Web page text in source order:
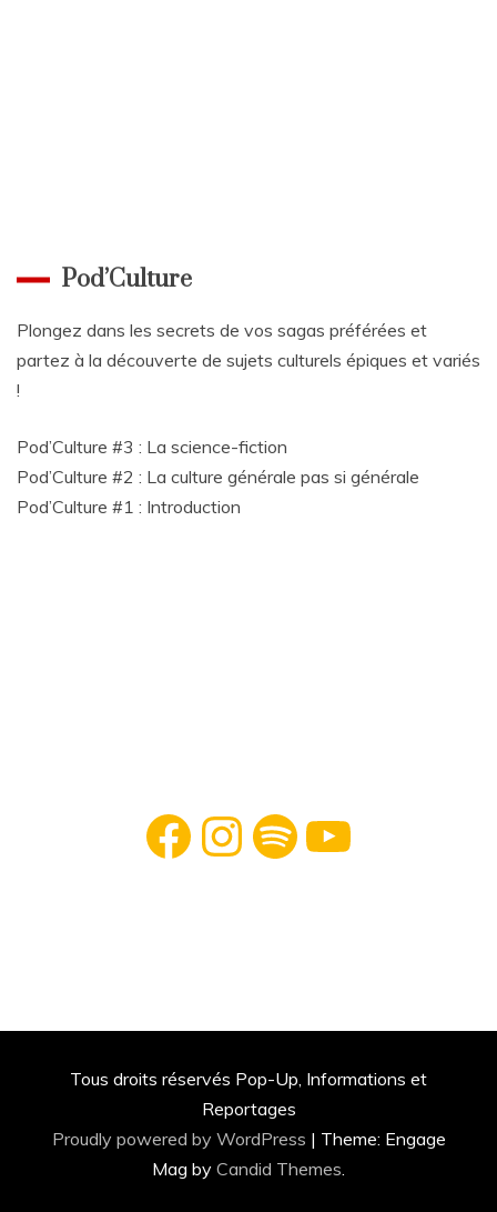
Pod’Culture
Plongez dans les secrets de vos sagas préférées et
partez à la découverte de sujets culturels épiques et variés
!
Pod’Culture #3 : La science-fiction
Pod’Culture #2 : La culture générale pas si générale
Pod’Culture #1 : Introduction
Facebook InstagramSpotify YouTube
Tous droits réservés Pop-Up, Informations et
Reportages
Proudly powered by WordPress | Theme: Engage
Mag by Candid Themes